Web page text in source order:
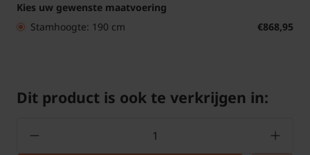
Kies uw gewenste maatvoering
Stamhoogte: 190 cm
€868,95
Dit product is ook te verkrijgen in: